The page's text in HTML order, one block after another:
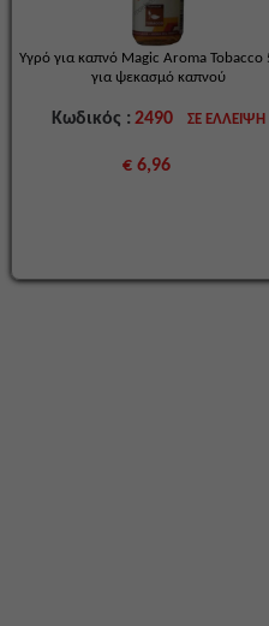
Υγρό για καπνό Magic Aroma Tobacco
για ψεκασμό καπνού
Κωδικός : 2490 ΣΕ ΕΛΛΕΙΨΗ
€ 6,96